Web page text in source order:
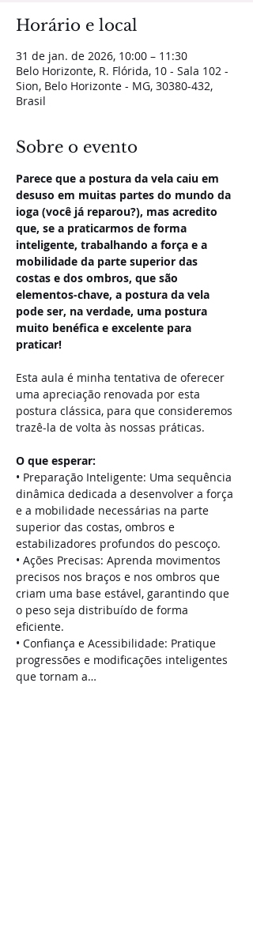
Horário e local
31 de jan. de 2026, 10:00 – 11:30
Belo Horizonte, R. Flórida, 10 - Sala 102 -
Sion, Belo Horizonte - MG, 30380-432,
Brasil
Sobre o evento
Parece que a postura da vela caiu em
desuso em muitas partes do mundo da
ioga (você já reparou?), mas acredito
que, se a praticarmos de forma
inteligente, trabalhando a força e a
mobilidade da parte superior das
costas e dos ombros, que são
elementos-chave, a postura da vela
pode ser, na verdade, uma postura
muito benéfica e excelente para
praticar!
Esta aula é minha tentativa de oferecer
uma apreciação renovada por esta
postura clássica, para que consideremos
trazê-la de volta às nossas práticas.
O que esperar:
• Preparação Inteligente: Uma sequência
dinâmica dedicada a desenvolver a força
e a mobilidade necessárias na parte
superior das costas, ombros e
estabilizadores profundos do pescoço.
• Ações Precisas: Aprenda movimentos
precisos nos braços e nos ombros que
criam uma base estável, garantindo que
o peso seja distribuído de forma
eficiente.
• Confiança e Acessibilidade: Pratique
progressões e modificações inteligentes
que tornam a…